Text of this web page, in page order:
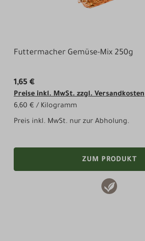
Futtermacher Gemüse-Mix 250g
1,65 €
Preise inkl. MwSt. zzgl. Versandkosten
6,60 € / Kilogramm
Preis inkl. MwSt. nur zur Abholung.
ZUM PRODUKT